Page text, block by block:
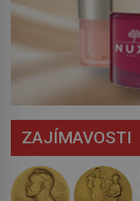
ZAJÍMAVOSTI